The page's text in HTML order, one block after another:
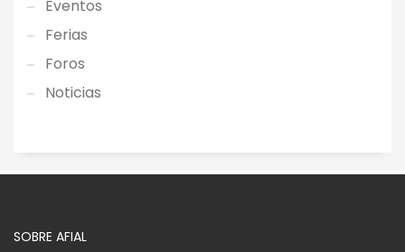
Eventos
Ferias
Foros
Noticias
SOBRE AFIAL